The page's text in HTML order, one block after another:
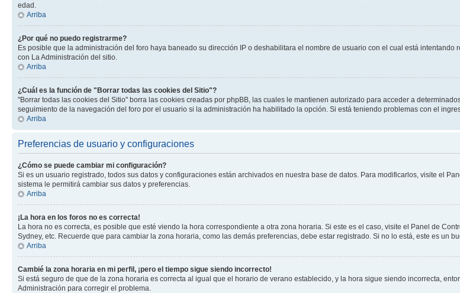
edad.
Arriba
¿Por qué no puedo registrarme?
Es posible que la administración del foro haya baneado su dirección IP o deshabilitara el nombre de usuario con el cual está
con La Administración del sitio.
Arriba
¿Cuál es la función de "Borrar todas las cookies del Sitio"?
"Borrar todas las cookies del Sitio" borra las cookies creadas por phpBB, las cuales le mantienen autorizado para acceder a
seguimiento de la navegación del foro por el usuario si la administración ha habilitado la opción. Si está teniendo problemas con el
Arriba
Preferencias de usuario y configuraciones
¿Cómo se puede cambiar mi configuración?
Si es un usuario registrado, todos sus datos y configuraciones están archivados en nuestra base de datos. Para modificarlos, visite el
sistema le permitirá cambiar sus datos y preferencias.
Arriba
¡La hora en los foros no es correcta!
La hora no es correcta, es posible que esté viendo la hora correspondiente a otra zona horaria. Si este es el caso, visite el Panel de
Sydney, etc. Recuerde que para cambiar la zona horaria, como las demás preferencias, debe estar registrado. Si no lo está, este es un
Arriba
Cambié la zona horaria en mi perfil, ¡pero el tiempo sigue siendo incorrecto!
Si está seguro de que de la zona horaria es correcta al igual que el horario de verano establecido, y la hora sigue siendo incorrecta,
Administración para corregir el problema.